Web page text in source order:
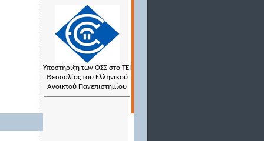
Υποστήριξη των ΟΣΣ στο ΤΕΙ
Θεσσαλίας του Ελληνικού
Ανοικτού Πανεπιστημίου